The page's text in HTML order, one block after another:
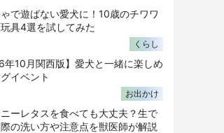
で遊ばない愛犬に！10歳のチワワ
具4選を試してみた
くらし
年10月関西版】愛犬と一緒に楽しめ
イベント
お出かけ
ーレタスを食べても大丈夫？生で
の洗い方や注意点を獣医師が解説